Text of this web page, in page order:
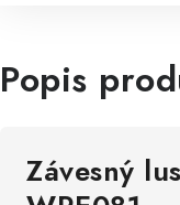
Popis
Závesný